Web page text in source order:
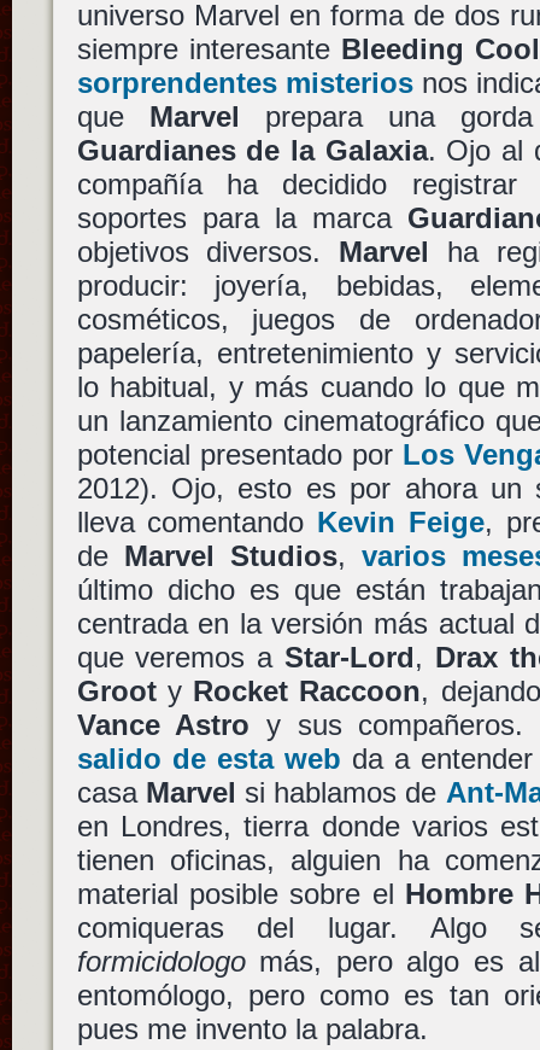
universo Marvel en forma de dos
siempre interesante Bleeding Cool
sorprendentes misteriosnos
que Marvel prepara una
Guardianes de la Galaxia. Ojo al
compañía ha decidido
soportes para la marca
objetivos diversos. Marvel ha
producir: joyería, bebidas,
cosméticos, juegos de
papelería, entretenimiento y
lo habitual, y más cuando lo que
un lanzamiento cinematográfico
potencial presentado por Los
2012). Ojo, esto es por ahora un
lleva comentando Kevin Feige,
de Marvel Studios, varios
último dicho es que están
centrada en la versión más actual
que veremos aStar-Lord, Drax
Grooty Rocket Raccoon,
Vance Astro y sus compañeros.
salido de esta web da a
casa Marvel si hablamos de Ant-
en Londres, tierra donde varios
tienen oficinas, alguien ha
material posible sobre el Hombre
comiqueras del lugar. Algo
formicidologomás, pero algo es
entomólogo, pero como es tan
pues me invento la palabra.